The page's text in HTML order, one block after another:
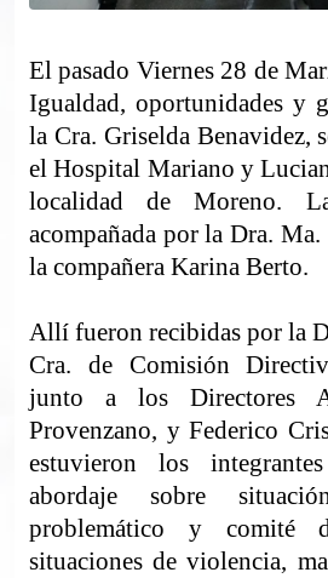
El pasado Viernes 28 de
Igualdad, oportunidades y
la Cra. Griselda Benavidez,
el Hospital Mariano y
localidad de Moreno.
acompañada por la Dra.
la compañera Karina Berto.
Allí fueron recibidas por la
Cra. de Comisión
junto a los Directores
Provenzano, y Federico
estuvieron los
abordaje sobre
problemático y comité
situaciones de violencia,